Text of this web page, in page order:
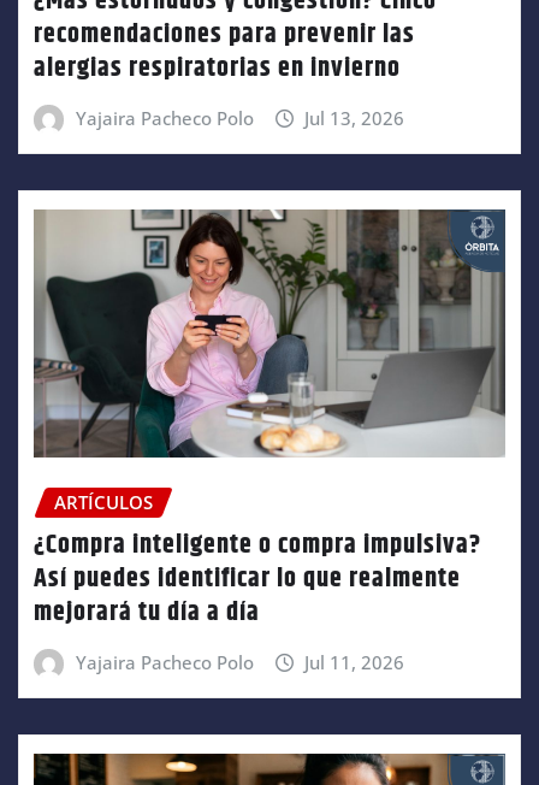
recomendaciones para prevenir las
alergias respiratorias en invierno
Yajaira Pacheco Polo Jul 13, 2026
ARTÍCULOS
¿Compra inteligente o compra impulsiva?
Así puedes identificar lo que realmente
mejorará tu día a día
Yajaira Pacheco Polo Jul 11, 2026